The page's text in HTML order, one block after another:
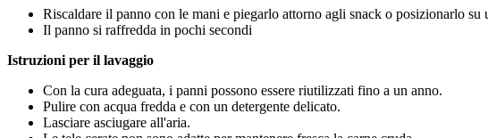
Riscaldare il panno con le mani e piegarlo attorno agli snack o posizionarlo su
Il panno si raffredda in pochi secondi
Istruzioni per il lavaggio
Con la cura adeguata, i panni possono essere riutilizzati fino a un anno.
Pulire con acqua fredda e con un detergente delicato.
Lasciare asciugare all'aria.